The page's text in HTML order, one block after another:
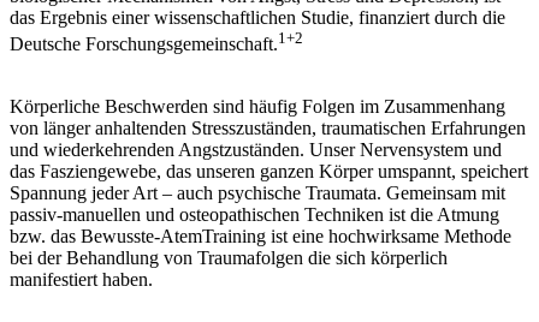
das Ergebnis einer wissenschaftlichen Studie, finanziert durch die
Deutsche Forschungsgemeinschaft.1+2
Körperliche Beschwerden sind häufig Folgen im Zusammenhang
von länger anhaltenden Stresszuständen, traumatischen Erfahrungen
und wiederkehrenden Angstzuständen. Unser Nervensystem und
das Fasziengewebe, das unseren ganzen Körper umspannt, speichert
Spannung jeder Art – auch psychische Traumata. Gemeinsam mit
passiv-manuellen und osteopathischen Techniken ist die Atmung
bzw. das Bewusste-AtemTraining ist eine hochwirksame Methode
bei der Behandlung von Traumafolgen die sich körperlich
manifestiert haben.